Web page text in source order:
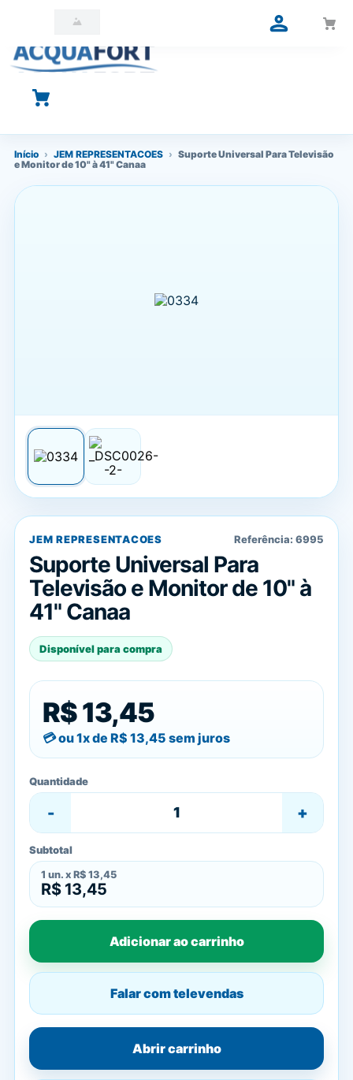
O que você está procurando?
Início › JEM REPRESENTACOES › Suporte Universal Para Televisão
e Monitor de 10" à 41" Canaa
JEM REPRESENTACOES Referência: 6995
Suporte Universal Para
Televisão e Monitor de 10" à
41" Canaa
Disponível para compra
R$ 13,45
ou 1x de R$ 13,45 sem juros
Quantidade
- +
Subtotal
1 un. x R$ 13,45
R$ 13,45
Adicionar ao carrinho
Falar com televendas
Abrir carrinho